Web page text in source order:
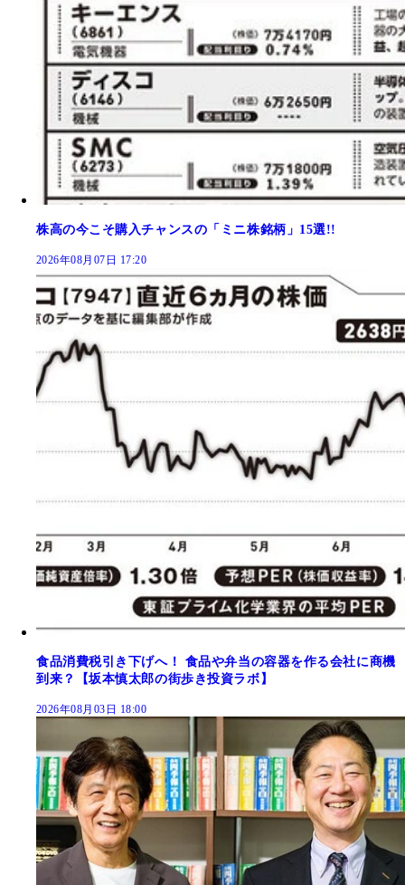
株高の今こそ購入チャンスの「ミニ株銘柄」15選!!
2026年08月07日 17:20
食品消費税引き下げへ！ 食品や弁当の容器を作る会社に商機
到来？【坂本慎太郎の街歩き投資ラボ】
2026年08月03日 18:00